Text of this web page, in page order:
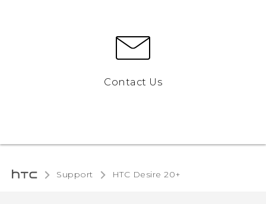
Contact Us
Support HTC Desire 20+‎